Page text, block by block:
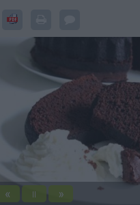
Der 5-Minuten Becherkuchen
Das schnelle Rezept gelingt in Nu
« || »